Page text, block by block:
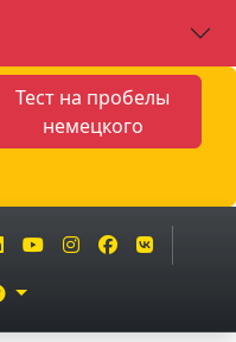
Тест на пробелы
немецкого